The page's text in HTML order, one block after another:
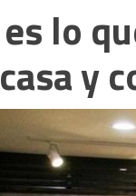
lo
y